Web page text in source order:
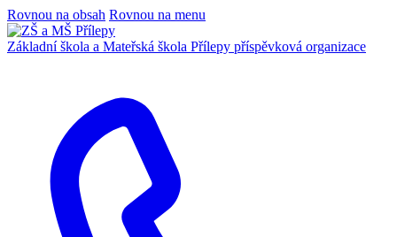
Rovnou na obsah Rovnou na menu
Základní škola a Mateřská škola Přílepy příspěvková organizace